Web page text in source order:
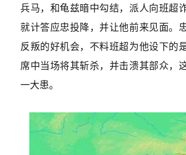
兵马，和龟兹暗中勾结，派人向班超
就计答应忠投降，并让他前来见面。
反叛的好机会，不料班超为他设下的
席中当场将其斩杀，并击溃其部众，
一大患。